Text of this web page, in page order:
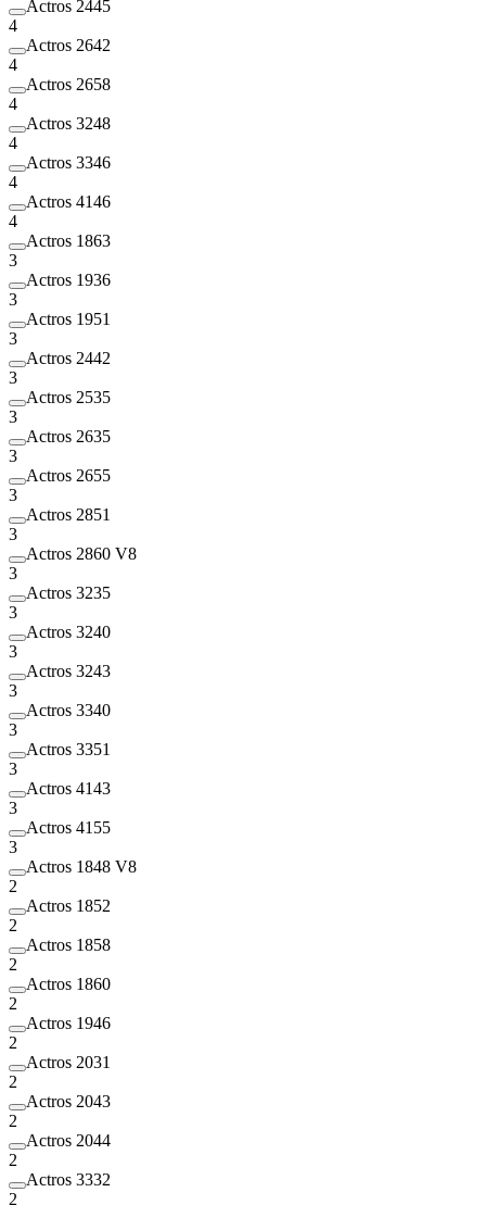
Actros 2445
4
Actros 2642
4
Actros 2658
4
Actros 3248
4
Actros 3346
4
Actros 4146
4
Actros 1863
3
Actros 1936
3
Actros 1951
3
Actros 2442
3
Actros 2535
3
Actros 2635
3
Actros 2655
3
Actros 2851
3
Actros 2860 V8
3
Actros 3235
3
Actros 3240
3
Actros 3243
3
Actros 3340
3
Actros 3351
3
Actros 4143
3
Actros 4155
3
Actros 1848 V8
2
Actros 1852
2
Actros 1858
2
Actros 1860
2
Actros 1946
2
Actros 2031
2
Actros 2043
2
Actros 2044
2
Actros 3332
2